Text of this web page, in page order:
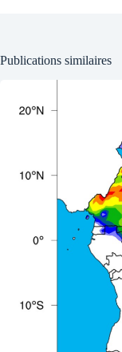
Publications similaires